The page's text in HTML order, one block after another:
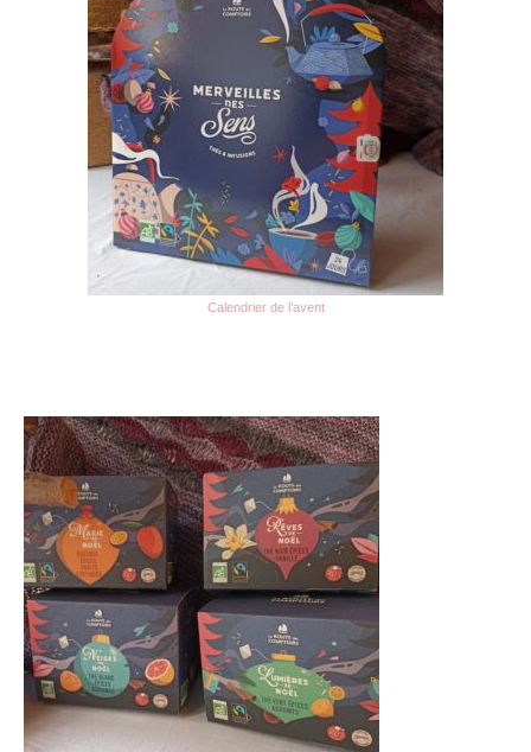
Calendrier de l’avent